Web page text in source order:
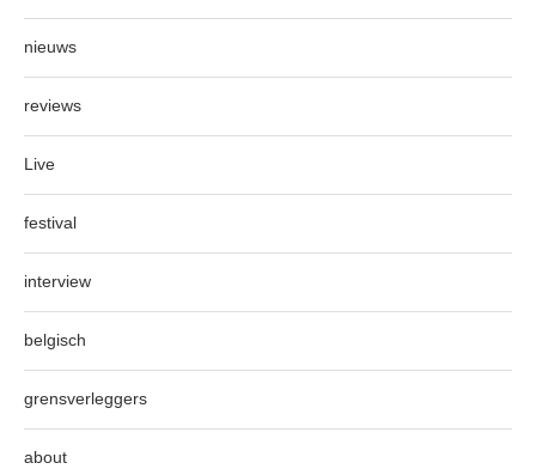
nieuws
reviews
Live
festival
interview
belgisch
grensverleggers
about